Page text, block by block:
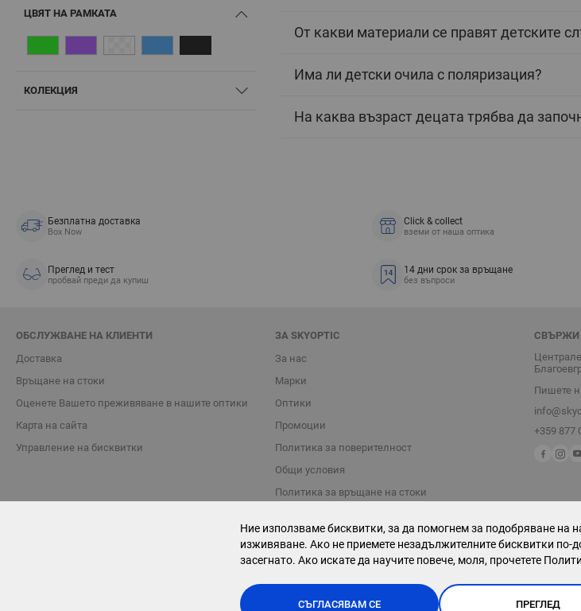
Ние използваме бисквитки, за да помогнем за подобряване на
изживяване. Ако не приемете незадължителните бисквитки
засегнато. Ако искате да научите повече, моля, прочетете
СЪГЛАСЯВАМ СЕ ПРЕГЛЕД
ЦВЯТ НА РАМКАТА
КОЛЕКЦИЯ
От какви материали се правят детските
Има ли детски очила с поляризация?
На каква възраст децата трябва да
Безплатна доставка
Box Now
Click & collect
вземи от наша оптика
Преглед и тест
пробвай преди да купиш
14 дни срок за връщане
без въпроси
ОБСЛУЖВАНЕ НА КЛИЕНТИ
Доставка
Връщане на стоки
Oценете Вашето преживяване в нашите оптики
Карта на сайта
Управление на бисквитки
ЗА SKYOPTIC
За нас
Марки
Оптики
Промоции
Политика за поверителност
Общи условия
Политика за връщане на стоки
СВЪРЖИ
Пишете
+359 877